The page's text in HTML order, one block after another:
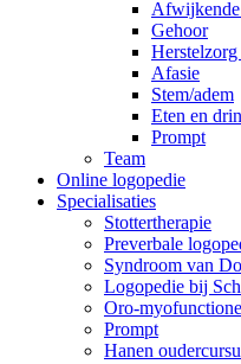
Afwijkende
Gehoor
Afasie
Stem/adem
Eten en
Prompt
Team
Online logopedie
Specialisaties
Stottertherapie
Preverbale
Syndroom van
Logopedie bij
Oro-
Prompt
Hanen